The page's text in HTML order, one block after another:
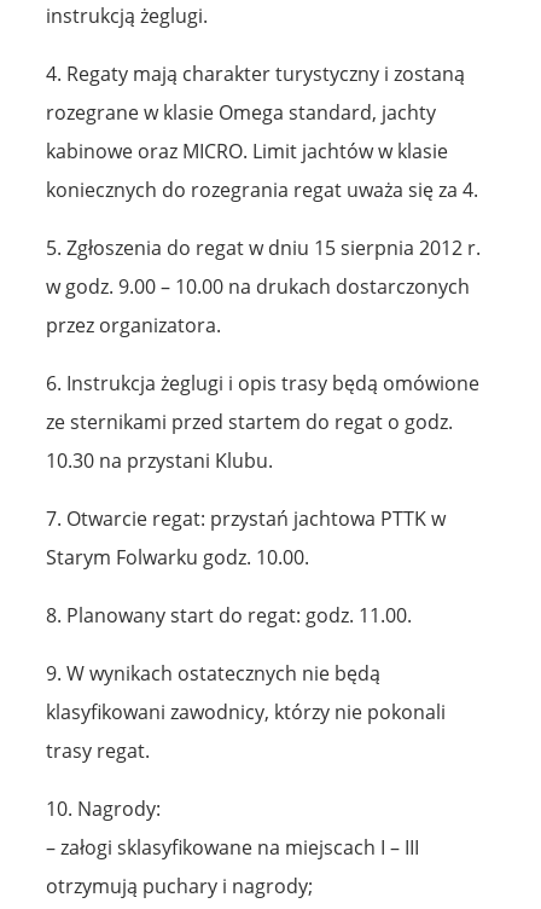
instrukcją żeglugi.
4. Regaty mają charakter turystyczny i zostaną
rozegrane w klasie Omega standard, jachty
kabinowe oraz MICRO. Limit jachtów w klasie
koniecznych do rozegrania regat uważa się za 4.
5. Zgłoszenia do regat w dniu 15 sierpnia 2012 r.
w godz. 9.00 – 10.00 na drukach dostarczonych
przez organizatora.
6. Instrukcja żeglugi i opis trasy będą omówione
ze sternikami przed startem do regat o godz.
10.30 na przystani Klubu.
7. Otwarcie regat: przystań jachtowa PTTK w
Starym Folwarku godz. 10.00.
8. Planowany start do regat: godz. 11.00.
9. W wynikach ostatecznych nie będą
klasyfikowani zawodnicy, którzy nie pokonali
trasy regat.
10. Nagrody:
– załogi sklasyfikowane na miejscach I – III
otrzymują puchary i nagrody;